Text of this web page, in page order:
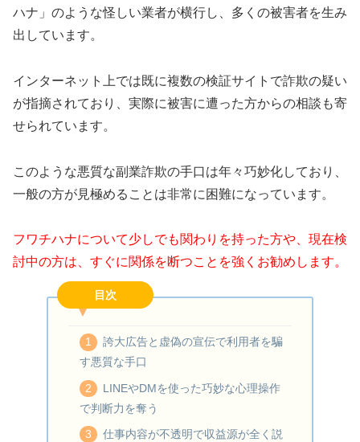
ハナ」のような怪しい業者が横行し、多くの被害者を生み
出しています。
インターネット上では既に複数の検証サイトで詐欺の疑い
が指摘されており、実際に被害に遭った方からの相談も寄
せられています。
このような悪質な副業詐欺の手口は年々巧妙化しており、
一般の方が見極めることは非常に困難になっています。
フワチハナについて少しでも関わりを持った方や、現在検
討中の方は、すぐに関係を断つことを強くお勧めします。
目次
誇大広告と虚偽の宣伝で利用者を騙
す悪質な手口
LINEやDMを使った巧妙な心理操作
で判断力を奪う
仕事内容が不透明で収益源が全く説